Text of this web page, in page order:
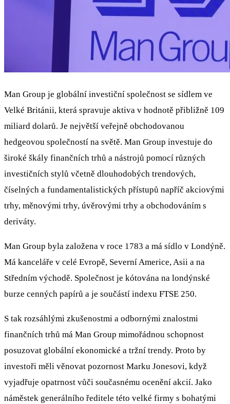
Man Group je globální investiční společnost se sídlem ve
Velké Británii, která spravuje aktiva v hodnotě přibližně 109
miliard dolarů. Je největší veřejně obchodovanou
hedgeovou společností na světě. Man Group investuje do
široké škály finančních trhů a nástrojů pomocí různých
investičních stylů včetně dlouhodobých trendových,
číselných a fundamentalistických přístupů napříč akciovými
trhy, měnovými trhy, úvěrovými trhy a obchodováním s
deriváty.
Man Group byla založena v roce 1783 a má sídlo v Londýně.
Má kanceláře v celé Evropě, Severní Americe, Asii a na
Středním východě. Společnost je kótována na londýnské
burze cenných papírů a je součástí indexu FTSE 250.
S tak rozsáhlými zkušenostmi a odbornými znalostmi
finančních trhů má Man Group mimořádnou schopnost
posuzovat globální ekonomické a tržní trendy. Proto by
investoři měli věnovat pozornost Marku Jonesovi, když
vyjadřuje opatrnost vůči současnému ocenění akcií. Jako
náměstek generálního ředitele této velké firmy s bohatými